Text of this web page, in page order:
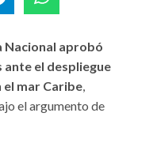
Nacional aprobó
ante el despliegue
mar Caribe
el argumento de